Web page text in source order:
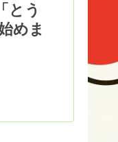
とう
めま